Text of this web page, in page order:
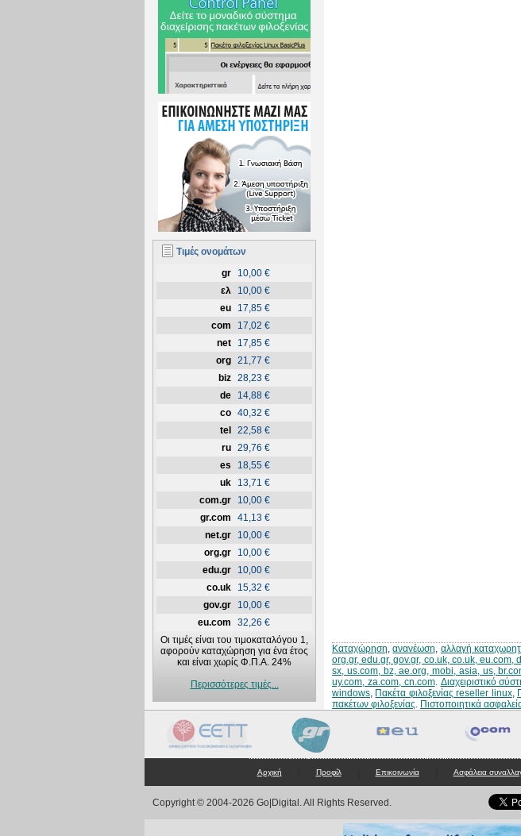
Τιμές ονομάτων
gr
10,00 €
ελ
10,00 €
eu
17,85 €
com
17,02 €
net
17,85 €
org 21,77 €
biz 28,23 €
de
14,88 €
co 40,32 €
tel
22,58 €
ru 29,76 €
es
18,55 €
uk
13,71 €
com.gr
10,00 €
gr.com
41,13 €
net.gr
10,00 €
org.gr
10,00 €
edu.gr
10,00 €
co.uk
15,32 €
gov.gr
10,00 €
eu.com
32,26 €
Οι τιμές είναι του τιμοκαταλόγου 1,
αφορούν καταχώρηση για ένα έτος
και είναι χωρίς Φ.Π.Α. 24%
Περισσότερες τιμές...
Καταχώρηση,ανανέωση, αλλαγή
org.gr, edu.gr, gov.gr, co.uk, co.uk, eu.com,
sx, us.com, bz, ae.org, mobi, asia, us,
uy.com, za.com, cn.com. Διαχειριστικό
windows, Πακέτα φιλοξενίας reseller linux,
πακέτων φιλοξενίας. Πιστοποιητικά
Αρχική Προφίλ Επικοινωνία Ασφάλεια
Copyright © 2004-2026 Go|Digital. All Rights Reserved.